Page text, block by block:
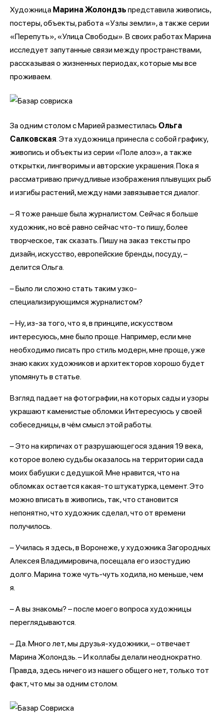
Художница Марина Жолондзьпредставила живопись,
постеры, объекты, работа «Узлы земли», а также серии
«Перепуть», «Улица Свободы». В своих работах Марина
исследует запутанные связи между пространствами,
рассказывая о жизненных периодах, которые мы все
проживаем.
За одним столом с Марией разместилась Ольга
Салковская . Эта художница принесла с собой графику,
живопись и объекты из серии «Поле алоэ», а также
открытки, лингворимы и авторские украшения. Пока я
рассматриваю причудливые изображения плывущих рыб
и изгибы растений, между нами завязывается диалог.
– Я тоже раньше была журналистом. Сейчас я больше
художник, но всё равно сейчас что-то пишу, более
творческое, так сказать. Пишу на заказ тексты про
дизайн, искусство, европейские бренды, посуду, –
делится Ольга.
– Было ли сложно стать таким узко-
специализирующимся журналистом?
– Ну, из-за того, что я, в принципе, искусством
интересуюсь, мне было проще. Например, если мне
необходимо писать про стиль модерн, мне проще, уже
знаю каких художников и архитекторов хорошо будет
упомянуть в статье.
Взгляд падает на фотографии, на которых сады и узоры
украшают каменистые обломки. Интересуюсь у своей
собеседницы, в чём смысл этой работы.
– Это на кирпичах от разрушающегося здания 19 века,
которое волею судьбы оказалось на территории сада
моих бабушки с дедушкой. Мне нравится, что на
обломках остается какая-то штукатурка, цемент. Это
можно вписать в живопись, так, что становится
непонятно, что художник сделал, что от времени
получилось.
– Училась я здесь, в Воронеже, у художника Загородных
Алексея Владимировича, посещала его изостудию
долго. Марина тоже чуть-чуть ходила, но меньше, чем
я.
– А вы знакомы? – после моего вопроса художницы
переглядываются.
– Да. Много лет, мы друзья-художники, – отвечает
Марина Жолондзь. – И коллабы делали неоднократно.
Правда, здесь ничего из нашего общего нет, только тот
факт, что мы за одним столом.